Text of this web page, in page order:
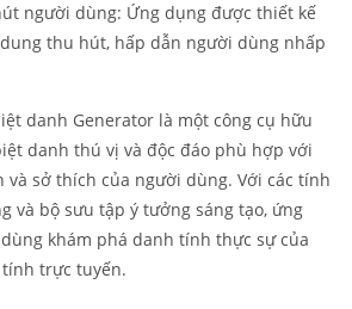
người dùng: Ứng dụng được thiết kế
thu hút, hấp dẫn người dùng nhấp
danh Generator là một công cụ hữu
danh thú vị và độc đáo phù hợp với
và sở thích của người dùng. Với các tính
và bộ sưu tập ý tưởng sáng tạo, ứng
khám phá danh tính thực sự của
trực tuyến.